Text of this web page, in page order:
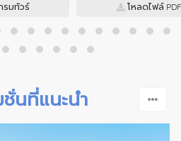
รมทัวร์ โหลดไฟล์
ชั่นที่แนะนำ